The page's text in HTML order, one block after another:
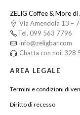
ZELIG Coffee & More
Via Amendola 13 –
Tel. 099 563 7796
info@zeligbar.com
Chatta con noi: 328
AREA LEGALE
Termini e condizioni di
Diritto di recesso